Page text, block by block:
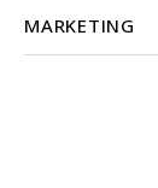
MARKETING